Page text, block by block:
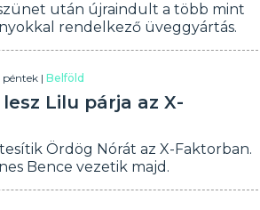
után újraindult a több mint
rendelkező üveggyártás.
péntek |Belföld
Lilu párja az X-
Ördög Nórát az X-Faktorban.
Bence vezetik majd.